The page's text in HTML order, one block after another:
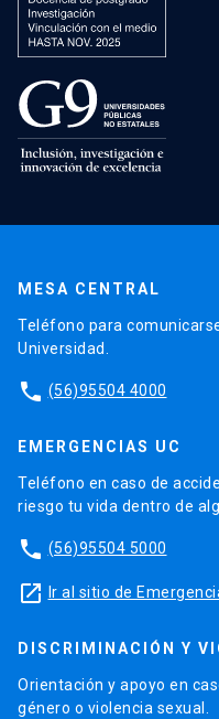
MESA CENTRAL
Teléfono para
Universidad.
phone (56)95504 4000
EMERGENCIAS UC
Teléfono en caso de
riesgo tu vida dentro de
phone (56)95504 5000
launch Ir al sitio de
DISCRIMINACIÓN Y
Orientación y apoyo en
género o violencia sexual.